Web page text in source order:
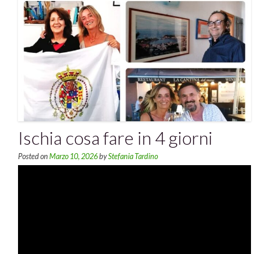
Ischia cosa fare in 4 giorni
Posted on Marzo 10, 2026byStefania Tardino